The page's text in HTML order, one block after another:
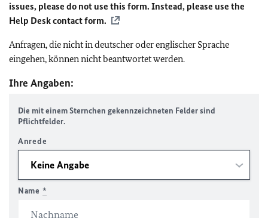
issues, please do not use this form. Instead, please use the
Help Desk contact form.
Anfragen, die nicht in deutscher oder englischer Sprache
eingehen, können nicht beantwortet werden.
Ihre Angaben:
Die mit einem Sternchen gekennzeichneten Felder sind
Pflichtfelder.
Anrede
Name *